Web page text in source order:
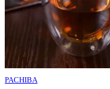
PACHIBA